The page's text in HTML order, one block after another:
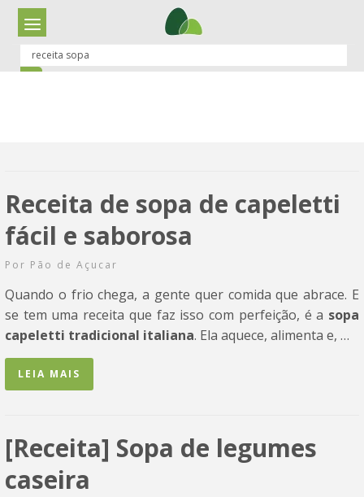
Receita de sopa de capeletti
fácil e saborosa
Por Pão de Açucar
Quando o frio chega, a gente quer comida que abrace. E
se tem uma receita que faz isso com perfeição, é a sopa
capeletti tradicional italiana. Ela aquece, alimenta e, …
LEIA MAIS
[Receita] Sopa de legumes
caseira